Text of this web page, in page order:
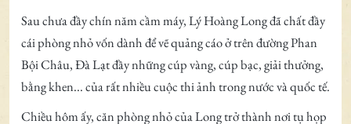
Sau chưa đầy chín năm cầm máy, Lý Hoàng Long đã chất đầy
cái phòng nhỏ vốn dành để vẽ quảng cáo ở trên đường Phan
Bội Châu, Đà Lạt đầy những cúp vàng, cúp bạc, giải thưởng,
bằng khen... của rất nhiều cuộc thi ảnh trong nước và quốc tế.
Chiều hôm ấy, căn phòng nhỏ của Long trở thành nơi tụ họp